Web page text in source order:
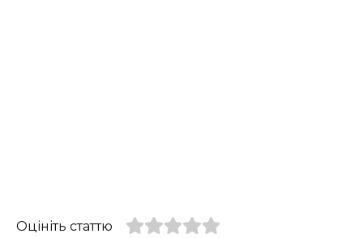
Оцініть статтю